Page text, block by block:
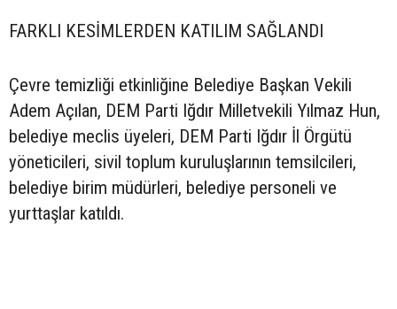
FARKLI KESİMLERDEN KATILIM SAĞLANDI
Çevre temizliği etkinliğine Belediye Başkan Vekili
Adem Açılan, DEM Parti Iğdır Milletvekili Yılmaz Hun,
belediye meclis üyeleri, DEM Parti Iğdır İl Örgütü
yöneticileri, sivil toplum kuruluşlarının temsilcileri,
belediye birim müdürleri, belediye personeli ve
yurttaşlar katıldı.